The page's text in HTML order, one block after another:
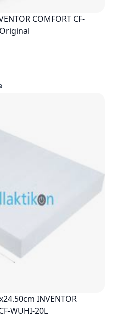
COMFORT CF-
INVENTOR
WUHI-20L